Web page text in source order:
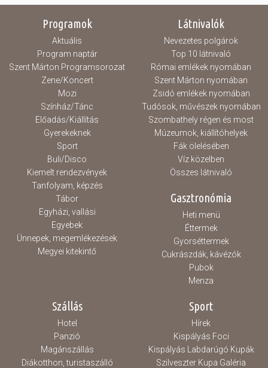
Programok
Aktuális
Program naptár
Szent Márton Programsorozat
Zene/Koncert
Mozi
Színház/Tánc
Előadás/Kiállítás
Gyerekeknek
Sport
Buli/Disco
Kiemelt rendezvények
Tanfolyam, képzés
Tábor
Egyházi, vallási
Egyebek
Ünnepek, megemlékezések
Megyei kitekintő
Látnivalók
Nevezetes polgárok
Top 10 látnivaló
Római emlékek nyomában
Szent Márton nyomában
Zsidó emlékek nyomában
Tudósok, művészek nyomában
Szombathely régen és most
Múzeumok, kiállítóhelyek
Fák ölelésében
Víz közelben
Összes látnivaló
Gasztronómia
Heti menü
Éttermek
Gyorséttermek
Cukrászdák, kávézók
Pubok
Menza
Szállás
Hotel
Panzió
Magánszállás
Diákotthon, turistaszálló
Sport
Hírek
Kispályás Foci
Kispályás Labdarúgó Kupák
Szilveszter Kupa Galéria